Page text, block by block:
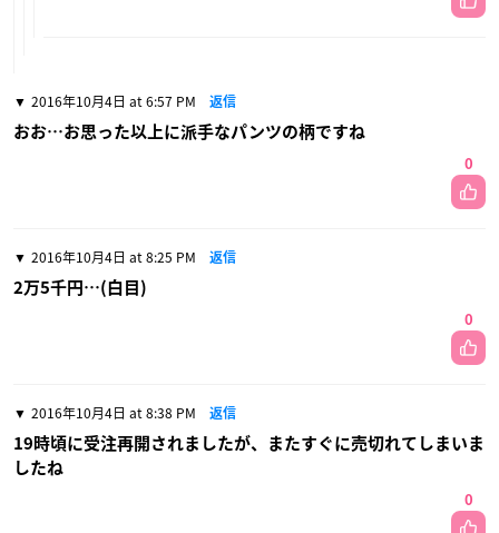
2016年10月4日 at 6:57 PM 返信
おお…お思った以上に派手なパンツの柄ですね
0
2016年10月4日 at 8:25 PM 返信
2万5千円…(白目)
0
2016年10月4日 at 8:38 PM 返信
19時頃に受注再開されましたが、またすぐに売切れてしまいま
したね
0